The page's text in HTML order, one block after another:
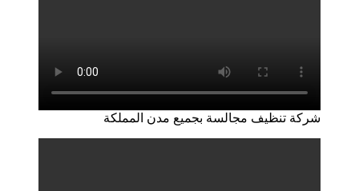
شركة تنظيف مجالسة بجميع مدن المملكة